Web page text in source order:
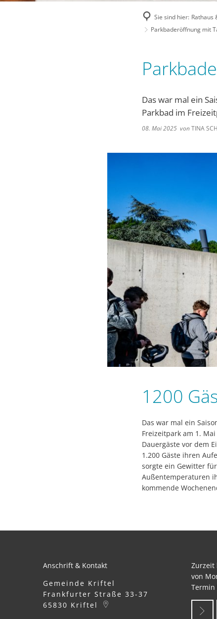
Sie sind hier: Rathaus
Parkbaderöffnung mit
Das war mal ein
Parkbad im
08. Mai 2025 vonTINA
1200
Das war mal ein
Freizeitpark am 1.
Dauergäste vor dem
1.200 Gäste ihren
sorgte ein Gewitter
Außentemperaturen
kommende
Anschrift & Kontakt
Gemeinde Kriftel
Frankfurter Straße 33-37
65830 Kriftel
Zurzeit
von
Termin